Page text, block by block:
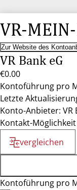
VR-
Zur Website des
VR Bank eG
€0.00
Kontoführung pro
Letzte
Konto-Anbieter: VR
Kontakt-
vergleichen
Kontoführung pro